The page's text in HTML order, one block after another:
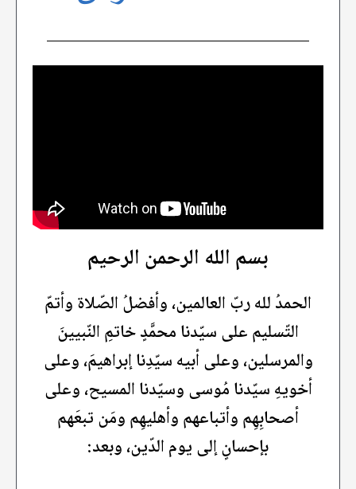
بسم الله الرحمن الرحيم
الحمدُ لله ربّ العالمين، وأفضلُ الصّلاة وأتمّ
التّسليم على سيّدنا محمَّدٍ خاتمِ النّبيينَ
والمرسلين، وعلى أبيه سيّدِنا إبراهيمَ، وعلى
أخويهِ سيّدنا مُوسى وسيّدنا المسيح، وعلى
أصحابِهِم وأتباعهم وأهليهِم ومَن تبعَهم
بإحسانٍ إلى يوم الدّين، وبعد: